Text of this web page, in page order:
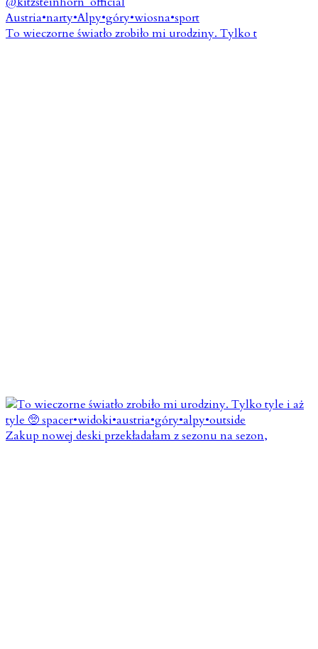
To wieczorne światło zrobiło mi urodziny. Tylko t
Zakup nowej deski przekładałam z sezonu na sezon,